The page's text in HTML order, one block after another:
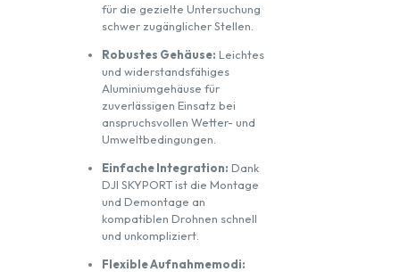
für die gezielte Untersuchung
schwer zugänglicher Stellen.
Robustes Gehäuse: Leichtes
und widerstandsfähiges
Aluminiumgehäuse für
zuverlässigen Einsatz bei
anspruchsvollen Wetter- und
Umweltbedingungen.
Einfache Integration: Dank
DJI SKYPORT ist die Montage
und Demontage an
kompatiblen Drohnen schnell
und unkompliziert.
Flexible Aufnahmemodi: